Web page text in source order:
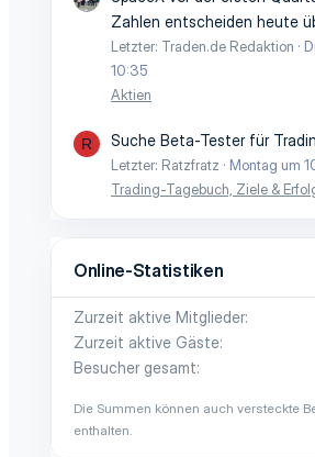
Zahlen entscheiden heute
Letzter: Traden.de Redaktion
10:35
Aktien
R Suche Beta-Tester für
Letzter: Ratzfratz
Montag um
Trading-Tagebuch, Ziele &
Online-Statistiken
Zurzeit aktive Mitglieder
Zurzeit aktive Gäste
Besucher gesamt
Die Summen können auch versteckte
enthalten.